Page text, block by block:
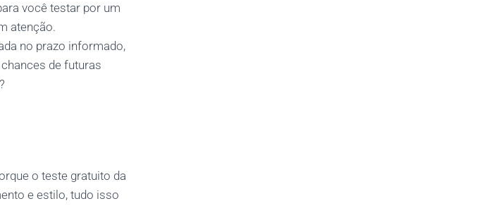
você testar por um
atenção.
no prazo informado,
de futuras
o teste gratuito da
e estilo, tudo isso